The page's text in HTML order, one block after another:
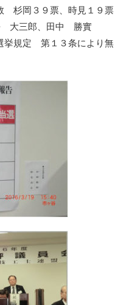
票、時見１９票
郎、田中 勝實
１３条により無